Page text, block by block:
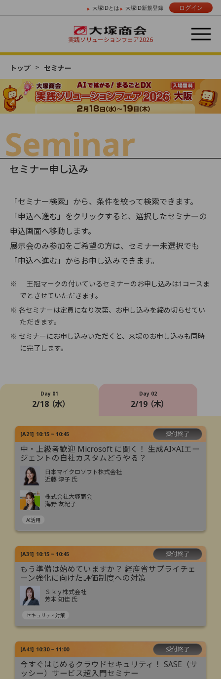
大塚IDとは 大塚ID新規登録 ログイン
実践ソリューションフェア2026
トップ セミナー
Seminar
セミナー申し込み
「セミナー検索」から、条件を絞って検索できます。
「申込へ進む」をクリックすると、選択したセミナーの
申込画面へ移動します。
展示会のみ参加をご希望の方は、セミナー未選択でも
「申込へ進む」からお申し込みできます。
※
王冠マークの付いているセミナーのお申し込みは1コースま
でとさせていただきます。
※ 各セミナーは定員になり次第、お申し込みを締め切らせてい
ただきます。
※ セミナーにお申し込みいただくと、来場のお申し込みも同時
に完了します。
Day 01
2/18 （水）
Day 02
2/19 （木）
Day 01
2/18 （水） 2/19 （木）
[A21] 10:15 ~ 10:45 受付終了
中・上級者歓迎 Microsoft に聞く！ 生成AI×AIエー
ジェントの自社カスタムどうやる？
日本マイクロソフト株式会社
近藤 淳子 氏
株式会社大塚商会
海野 友紀子
AI活用
[A31] 10:15 ~ 10:45 受付終了
もう準備は始めていますか？ 経産省サプライチェ
ーン強化に向けた評価制度への対策
Ｓｋｙ株式会社
芳本 知佳 氏
セキュリティ対策
[A41] 10:30 ~ 11:00 受付終了
今すぐはじめるクラウドセキュリティ！ SASE（サ
ッシー）サービス超入門セミナー